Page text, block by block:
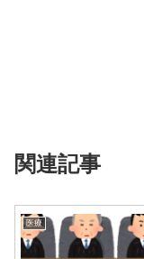
関連記事
医療